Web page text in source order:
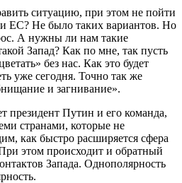
ситуацию, при этом не пойти
Не было таких вариантов. Но
А нужны ли нам такие
Запад? Как по мне, так пусть
без нас. Как это будет
уже сегодня. Точно так же
и загнивание».
президент Путин и его команда,
странами, которые не
как быстро расширяется сфера
этом происходит и обратный
Запада. Однополярность